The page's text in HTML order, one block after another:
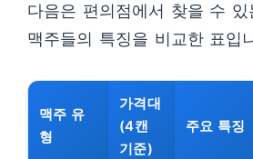
다음은 편의점에서 찾을 수
맥주들의 특징을 비교한 표입
맥주 유
형
가격대
(4캔
기준)
주요 특징